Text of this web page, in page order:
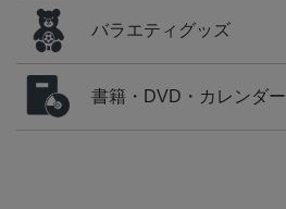
バラエティグッズ
書籍・DVD・カレンダー